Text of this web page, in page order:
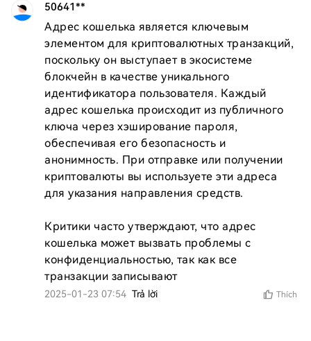
50641**
Адрес кошелька является ключевым
элементом для криптовалютных транзакций,
поскольку он выступает в экосистеме
блокчейн в качестве уникального
идентификатора пользователя. Каждый
адрес кошелька происходит из публичного
ключа через хэширование пароля,
обеспечивая его безопасность и
анонимность. При отправке или получении
криптовалюты вы используете эти адреса
для указания направления средств.
Критики часто утверждают, что адрес
кошелька может вызвать проблемы с
конфиденциальностью, так как все
транзакции записывают
2025-01-23 07:54 Trả lời Thích